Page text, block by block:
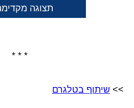
תצוגה
* * *
>> שיתוף בטלגרם